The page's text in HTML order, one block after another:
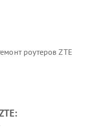
роутеров ZTE